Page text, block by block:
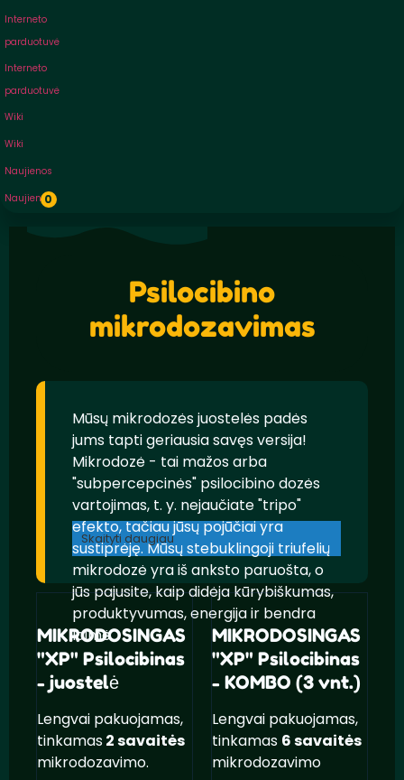
Interneto
parduotuvė
Interneto
parduotuvė
Wiki
Wiki
Naujienos
Naujienos
0
Psilocibino
mikrodozavimas
Mūsų mikrodozės juostelės padės
jums tapti geriausia savęs versija!
Mikrodozė - tai mažos arba
"subpercepcinės" psilocibino dozės
vartojimas, t. y. nejaučiate "tripo"
efekto, tačiau jūsų pojūčiai yra
sustiprėję. Mūsų stebuklingoji triufelių
mikrodozė yra iš anksto paruošta, o
jūs pajusite, kaip didėja kūrybiškumas,
produktyvumas, energija ir bendra
laimė.
Skaityti daugiau
MIKRODOSINGAS
"XP" Psilocibinas
- juostelė
Lengvai pakuojamas,
tinkamas2 savaitės
mikrodozavimo.
MIKRODOSINGAS
"XP" Psilocibinas
- KOMBO (3 vnt.)
Lengvai pakuojamas,
tinkamas 6 savaitės
mikrodozavimo